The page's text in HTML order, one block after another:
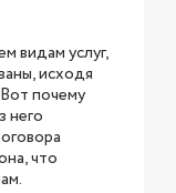
видам услуг,
исходя
почему
него
что